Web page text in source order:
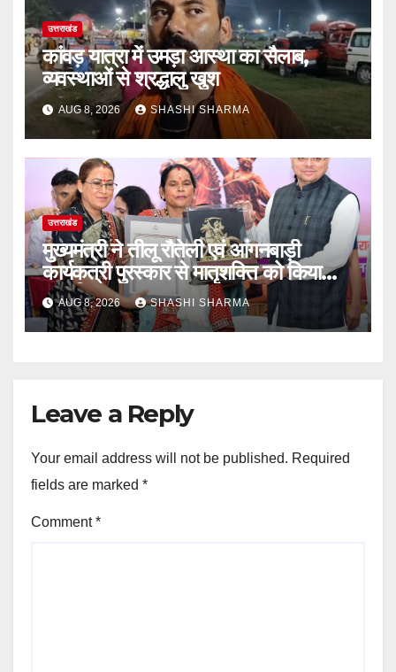
उत्तराखंड
कांवड़ यात्रा में उमड़ा आस्था का सैलाब,
व्यवस्थाओं से श्रद्धालु खुश
AUG 8, 2026 SHASHI SHARMA
उत्तराखंड
मुख्यमंत्री ने तीलू रौतेली एवं आंगनबाड़ी
कार्यकत्री पुरस्कार से मातृशक्ति को किया
सम्मानित
AUG 8, 2026 SHASHI SHARMA
Leave a Reply
Your email address will not be published. Required
fields are marked *
Comment*